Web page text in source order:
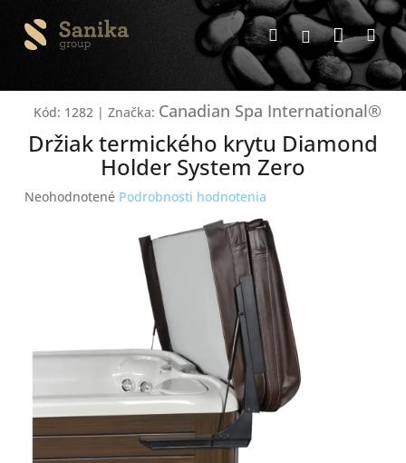
obsah
HľadaťPrihlásenie
košík
Kód: 1282 | Značka: Canadian Spa International®
Držiak termického krytu Diamond
Holder System Zero
Priemerné
Neohodnotené Podrobnosti hodnotenia